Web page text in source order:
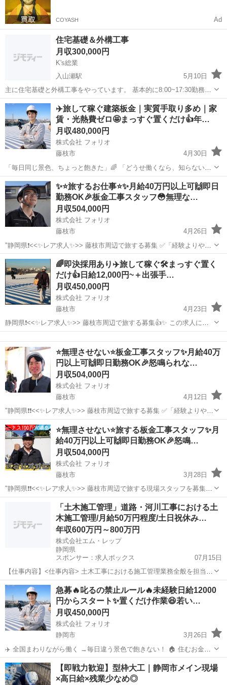
COYASH Ad
住宅基礎＆外構工事
月収300,000円
K's総業
入山瀬駅
5月10日
主に住宅基礎と外構工事をやっています。 基本的に8:00~17:30勤務
で、日曜日と祝日に出勤する場合は手当をつけます。 また、中型自動
車免許や重機の免許などは費用をこちらで出させていただきます。 未
経験の方や経験のある方、...
静岡 富士市 入山瀬駅 大工 未経験
✈️旅して稼ぐ建築板金｜実質手取り多め｜家
賃・光熱費ゼロ🤩まっすぐ置くだけ👍年…
月収480,000円
株式会社 フォリオ
藤枝市
4月30日
「毎日同じ景色、ちょっと飽きた」🌈 「どうせ働くなら、知らない場
所に行きたい」 「仲間と一緒にワイワイ稼ぎたい」💰 👉 それ、ここ
なら全部アリです✨ ＿＿＿＿＿＿＿＿＿＿＿⭐️＿＿＿＿＿＿ ◆ この仕
事...
静岡 藤枝市 大工 未経験
✨⭐旅するお仕事⭐✨月給40万円以上可🙌即日
勤務OK🎉板金工事スタッフ😳無理な…
月収504,000円
株式会社 フォリオ
藤枝市
4月26日
"静岡県❗️<<✨レア求人✨>> 藤枝市周辺で旅する募集 ✅「経験よりやる
気！」ウチは人柄重視です！ ✅ 頑張りはしっかり評価！ ✅ 即決採用
🚀お急ぎの方も大歓迎❗️ この求人に辿り着いた方は、かなりラッキ...
静岡 藤枝市 大工 未経験
🌈即決採用あり✈️旅して稼ぐ🛠️まっすぐ置く
だけ👍日給12,000円~＋出張手…
月収450,000円
株式会社 フォリオ
藤枝市
4月23日
静岡県❗️<<✨レア求人✨>> 藤枝市周辺で旅する募集👍✨ この求人に辿
り着いた方は、かなりラッキーです🥳✨✨ 「毎日同じ景色、ちょっと
飽きた」 「どうせ働くなら、知らない場所に行きたい」 「仲間と一
緒...
⭐無理させない⭐板金工事スタッフ✨月給40万
円以上可🙌即日勤務OK🎉怒鳴られな…
月収504,000円
株式会社 フォリオ
藤枝市
4月12日
"静岡県❗️❗<<✨レア求人✨>> 藤枝市周辺で旅する募集 ✅「経験よりやる
気！」ウチは人柄重視です😎 ✅ 頑張りはしっかり評価✨ ✅ 即決採用
🚀お急ぎの方も大歓迎❗️ この求人に辿り着いた方は、かなりラッ...
静岡 藤枝市 大工 未経験
⭐無理させない⭐旅する板金工事スタッフ✨月
給40万円以上可🙌即日勤務OK🎉怒鳴…
月収504,000円
株式会社 フォリオ
藤枝市
3月28日
"静岡県❗️❗<<✨レア求人✨>> 藤枝市周辺で旅する現場スタッフを募集🤩
✅「経験よりやる気！」ウチは人柄重視です😎 ✅ 頑張りはしっかり評
価✨ ✅ 即決採用🚀お急ぎの方も大歓迎❗️ この求人に辿り着いた...
大工
「土木施工管理」道路・河川工事における土
木施工管理/月給50万円程度/土日祝休み…
年収600万円～800万円
株式会社エム・レップ
静岡県
スポンサー：求人ボックス
07月15日
【仕事内容】<仕事内容> 土木工事における施工管理業務全般を担当し
ていただきます。 行政機関・協力会社・関係各所と連携しながら、土
木工事の円滑な進行および安全管理を行っていただきます。 工程管
理・品質管理・安全管理・原価管理を中心...
正社員 / 契約社員 / 業務委託
急募🔥叱るの禁止ルール🔥未経験日給12000
円からスタート✨置くだけ作業😆若い…
月収450,000円
株式会社 フォリオ
静岡市
3月26日
✈️ 全国まわりながら働く →毎日違う景色で飽きない！ 🏠 住むお金ほ
ぼゼロ →家賃・光熱費かかりません 🍚 ご飯付きの現場もあり →生活
コストめちゃ低い 💰 月40万以上ぜんぜん狙える →出張手当...
静岡 静岡市 大工 未経験
【即戦力歓迎】型枠大工｜静岡市メイン現場
×高日給×残業少なめ◎